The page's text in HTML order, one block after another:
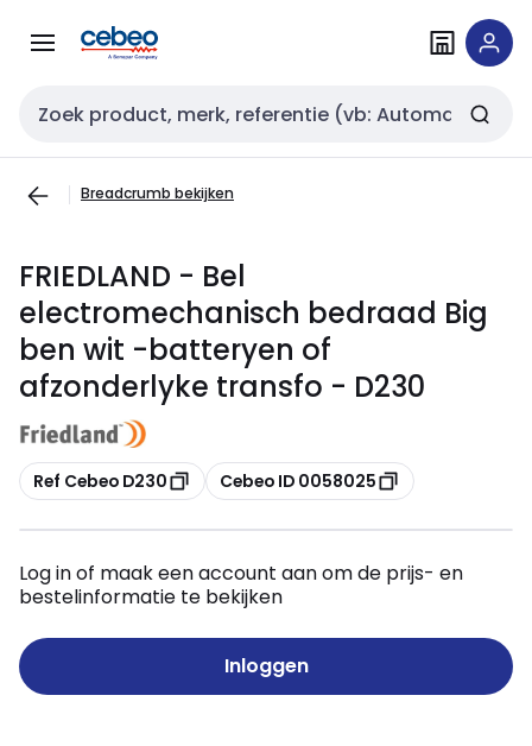
naar
naar
Zoekveld invoer
Breadcrumb bekijken
FRIEDLAND - Bel
electromechanisch bedraad Big
ben wit -batteryen of
afzonderlyke transfo - D230
Kopiëren
Ref Cebeo D230 Kopiëren
Cebeo ID 0058025
Log in of maak een account aan om de prijs- en
bestelinformatie te bekijken
Inloggen